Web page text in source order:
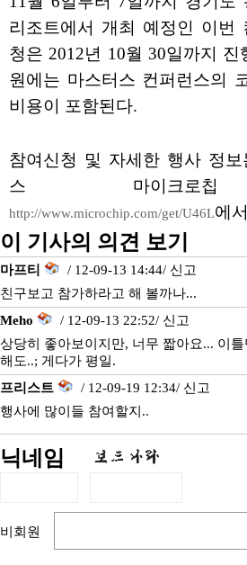
리조트에서 개최 예정인 이번
청은 2012년 10월 30일까지
원에는 마스터스 컨퍼런스의
비용이 포함된다.
참여신청 및 자세한 행사 정보
스 마이크로칩
http://www.microchip.com/get/U46L에
이 기사의 의견 보기
마프티 / 12-09-13 14:44/ 신고
친구보고 참가하라고 해 볼까나...
Meho
/ 12-09-13 22:52/ 신고
상당히 좋아보이지만, 너무 짧아요... 이
해도..; 게다가 평일.
프리스트
/ 12-09-19 12:34/ 신고
행사에 많이들 참여할지..
닉네임
비회원